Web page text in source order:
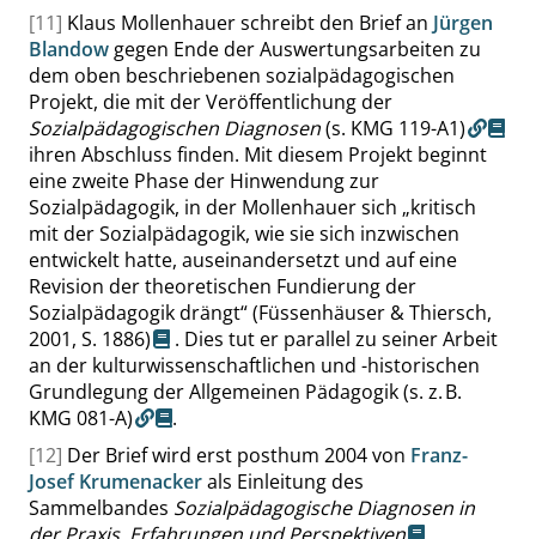
[11] Klaus Mollenhauer schreibt den Brief an Jürgen
Blandow gegen Ende der Auswertungsarbeiten zu
dem oben beschriebenen sozialpädagogischen
Projekt, die mit der Veröffentlichung der
Sozialpädagogischen Diagnosen(s. KMG 119-A1)
ihren Abschluss finden. Mit diesem Projekt beginnt
eine zweite Phase der Hinwendung zur
Sozialpädagogik, in der Mollenhauer sich „kritisch
mit der Sozialpädagogik, wie sie sich inzwischen
entwickelt hatte, auseinandersetzt und auf eine
Revision der theoretischen Fundierung der
Sozialpädagogik drängt“(Füssenhäuser & Thiersch,
2001, S. 1886)
. Dies tut er parallel zu seiner Arbeit
an der kulturwissenschaftlichen und -historischen
Grundlegung der Allgemeinen Pädagogik(s. z. B.
KMG 081-A)
.
[12] Der Brief wird erst posthum 2004 von Franz-
Josef Krumenackerals Einleitung des
Sammelbandes Sozialpädagogische Diagnosen in